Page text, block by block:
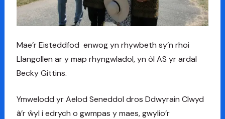
Mae’r Eisteddfod enwog yn rhywbeth sy’n rhoi
Llangollen ar y map rhyngwladol, yn ôl AS yr ardal
Becky Gittins.
Ymwelodd yr Aelod Seneddol dros Ddwyrain Clwyd
â’r ŵyl i edrych o gwmpas y maes, gwylio’r